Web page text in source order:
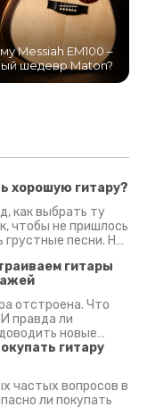
Messiah EM100 –
шедевр Maton?
хорошую гитару?
как выбрать ту
чтобы не пришлось
грустные песни. На
гитары
отстроена. Что
правда ли
новые
кратко - да.
:)
гитару
частых вопросов в
ли покупать